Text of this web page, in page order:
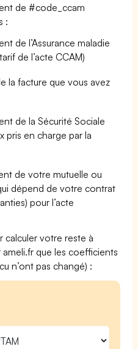
de #code_ccam
:
de l’Assurance maladie
de l’acte CCAM)
la facture que vous avez
de la Sécurité Sociale
pris en charge par la
de votre mutuelle ou
dépend de votre contrat
pour l’acte
calculer votre reste à
que les coefficients
n’ont pas changé) :